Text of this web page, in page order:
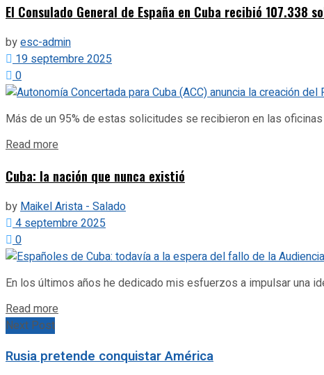
El Consulado General de España en Cuba recibió 107.338
byesc-admin
19 septembre 2025
0
Más de un 95% de estas solicitudes se recibieron en las
Read more
Cuba: la nación que nunca existió
by Maikel Arista - Salado
4 septembre 2025
0
En los últimos años he dedicado mis esfuerzos a impulsar una
Read more
Next Post
Rusia pretende conquistar América